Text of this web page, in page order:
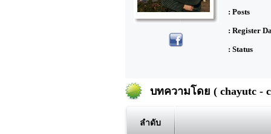
: Posts
: Register
: Status
บทความโดย ( chayutc -
ลำดับ